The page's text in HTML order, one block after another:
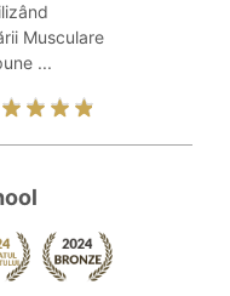
Musculare
...